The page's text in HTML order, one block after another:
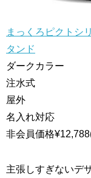
まっくろピクトシ
タンド
ダークカラー
注水式
屋外
名入れ対応
非会員価格¥12,788
主張しすぎないデ